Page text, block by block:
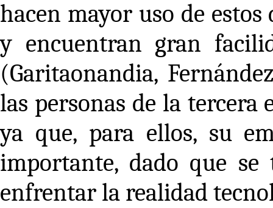
hacen mayor uso de
y encuentran gran
(Garitaonandia,
las personas de la tercera
ya que, para ellos, su
importante, dado que
enfrentar la realidad